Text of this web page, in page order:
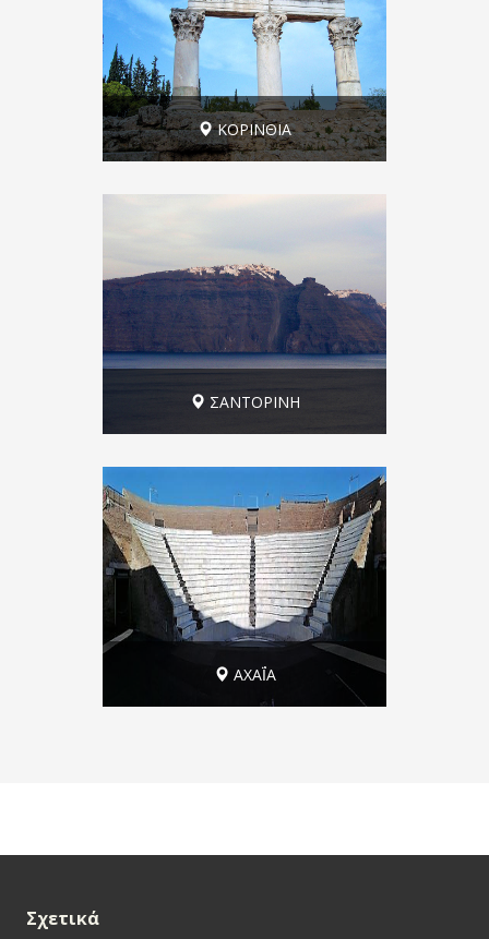
ΚΟΡΙΝΘΙΑ
Κορινθία: Κόρινθος, Ακροκόρινθος
ΣΑΝΤΟΡΙΝΗ
Σαντορίνη: Ημεροβίγλι, Μεσοχώρι
ΑΧΑΪ́Α
Σχετικά